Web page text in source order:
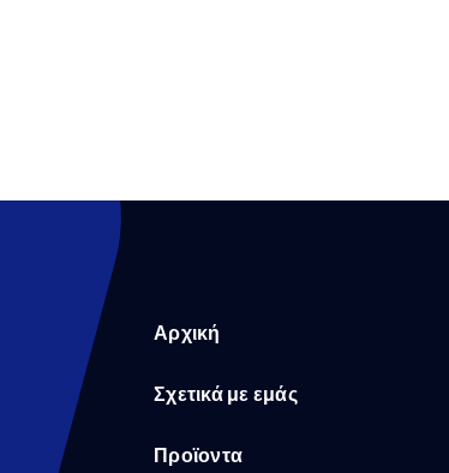
Αρχική
Σχετικά με εμάς
Προϊοντα